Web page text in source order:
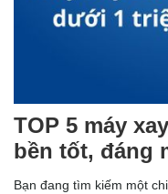
TOP 5 máy
bền tốt, đáng
Bạn đang tìm kiếm một